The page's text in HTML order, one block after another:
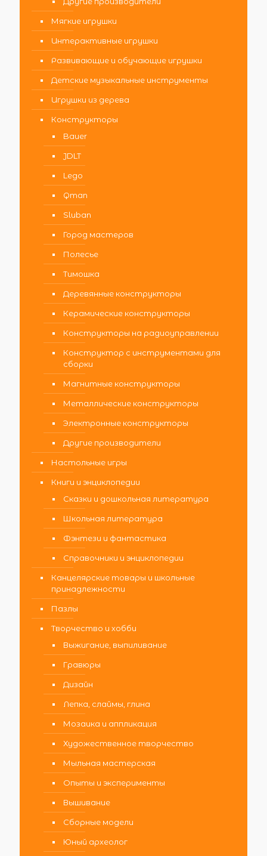
Мягкие игрушки
Интерактивные игрушки
Развивающие и обучающие игрушки
Детские музыкальные инструменты
Игрушки из дерева
Конструкторы
Bauer
JDLT
Lego
Qman
Sluban
Город мастеров
Полесье
Тимошка
Деревянные конструкторы
Керамические конструкторы
Конструкторы на радиоуправлении
Конструктор с инструментами для
сборки
Магнитные конструкторы
Металлические конструкторы
Электронные конструкторы
Другие производители
Настольные игры
Книги и энциклопедии
Сказки и дошкольная литература
Школьная литература
Фэнтези и фантастика
Справочники и энциклопедии
Канцелярские товары и школьные
принадлежности
Пазлы
Творчество и хобби
Выжигание, выпиливание
Гравюры
Дизайн
Лепка, слаймы, глина
Мозаика и аппликация
Художественное творчество
Мыльная мастерская
Опыты и эксперименты
Вышивание
Сборные модели
Юный археолог